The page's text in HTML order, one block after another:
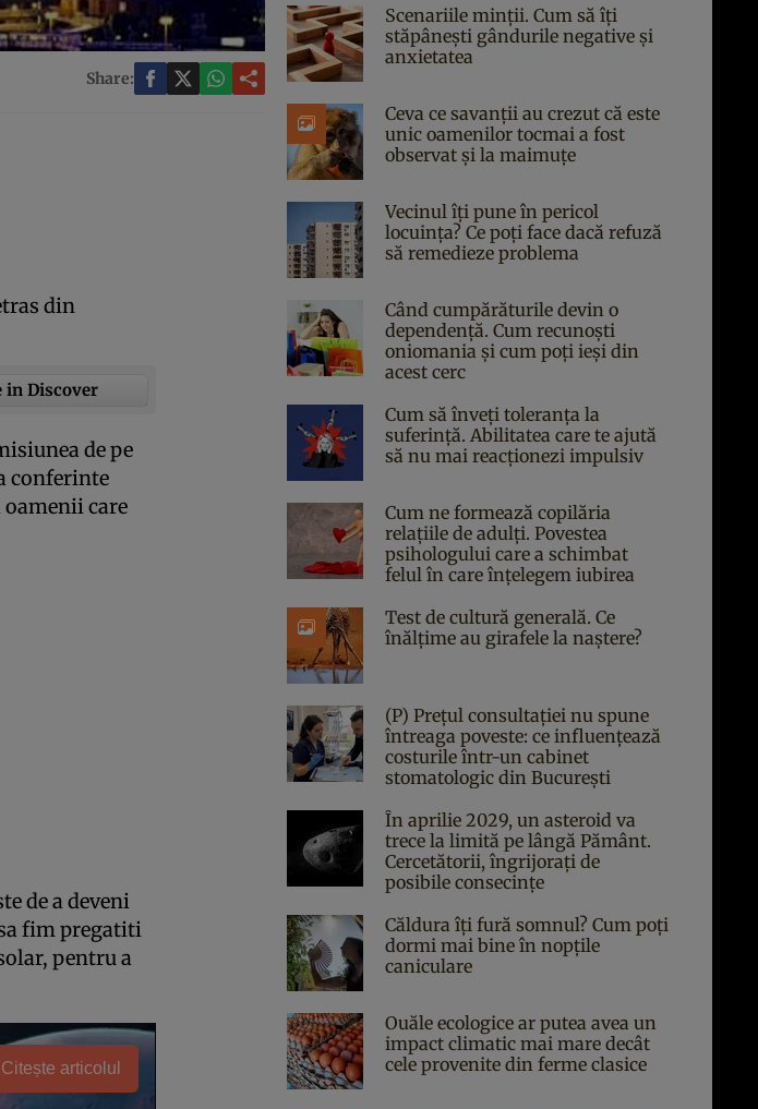
Share:
din
in Discover
de pe
conferinte
oamenii care
de a deveni
fim pregatiti
pentru a
Citește articolul
Scenariile minții. Cum să îți
stăpânești gândurile negative și
anxietatea
Ceva ce savanții au crezut că este
unic oamenilor tocmai a fost
observat și la maimuțe
Vecinul îți pune în pericol
locuința? Ce poți face dacă refuză
să remedieze problema
Când cumpărăturile devin o
dependență. Cum recunoști
oniomania și cum poți ieși din
acest cerc
Cum să înveți toleranța la
suferință. Abilitatea care te ajută
să nu mai reacționezi impulsiv
Cum ne formează copilăria
relațiile de adulți. Povestea
psihologului care a schimbat
felul în care înțelegem iubirea
Test de cultură generală. Ce
înălțime au girafele la naștere?
(P) Prețul consultației nu spune
întreaga poveste: ce influențează
costurile într-un cabinet
stomatologic din București
În aprilie 2029, un asteroid va
trece la limită pe lângă Pământ.
Cercetătorii, îngrijorați de
posibile consecințe
Căldura îți fură somnul? Cum poți
dormi mai bine în nopțile
caniculare
Ouăle ecologice ar putea avea un
impact climatic mai mare decât
cele provenite din ferme clasice